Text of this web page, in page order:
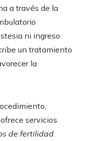
a través de la
ni ingreso
un tratamiento
la
ofrece servicios
de fertilidad.